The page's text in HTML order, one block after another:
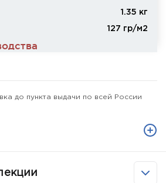
1.35 кг
127 гр/м2
до пункта выдачи по всей России